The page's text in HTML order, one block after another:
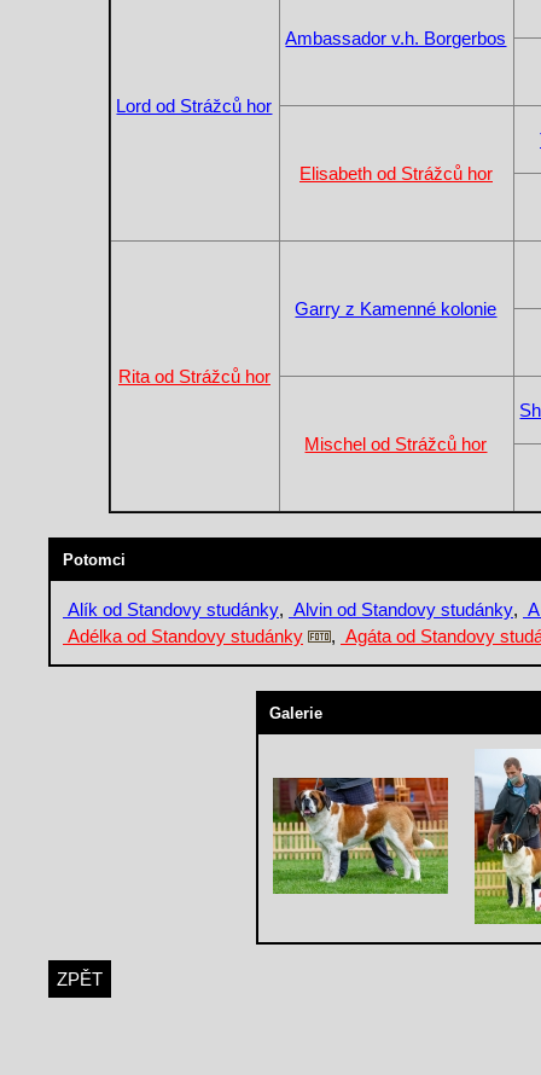
Lord od Strážců hor
Ambassador v.h. Borgerbos
Elisabeth od Strážců hor
Rita od Strážců hor
Garry z Kamenné kolonie
Mischel od Strážců hor
Potomci
Alík od Standovy studánky, Alvin od Standovy studánky,
Adélka od Standovy studánky
, Agáta od Standovy
Galerie
ZPĚT